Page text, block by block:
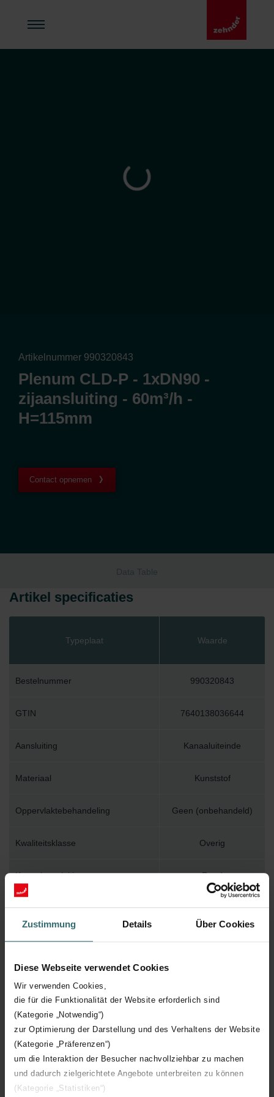
Zustimmung Details Über Cookies
Diese Webseite verwendet Cookies
Wir verwenden Cookies,
die für die Funktionalität der Website erforderlich sind
(Kategorie „Notwendig“)
zur Optimierung der Darstellung und des Verhaltens der Website
(Kategorie „Präferenzen“)
um die Interaktion der Besucher nachvollziehbar zu machen
und dadurch zielgerichtete Angebote unterbreiten zu können
(Kategorie „Statistiken“)
Artikelnummer 990320843
Plenum CLD-P - 1xDN90 -
zijaansluiting - 60m³/h -
H=115mm
Contact opnemen
Data Table
Artikel specificaties
Typeplaat Waarde
Bestelnummer 990320843
GTIN 7640138036644
Aansluiting Kanaaluiteinde
Materiaal Kunststof
Oppervlaktebehandeling Geen (onbehandeld)
Kwaliteitsklasse Overig
Kanaalaansluiting Rond
Nom. kanaaldiameter aansluiting 90 mm
Met rooster
Luchtpatroon instelbaar
Terug naar de productpagina